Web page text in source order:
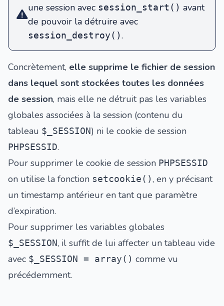
une session avec session_start() avant
de pouvoir la détruire avec
session_destroy().
Concrètement, elle supprime le fichier de session
dans lequel sont stockées toutes les données
de session, mais elle ne détruit pas les variables
globales associées à la session (contenu du
tableau $_SESSION) ni le cookie de session
PHPSESSID.
Pour supprimer le cookie de session PHPSESSID
on utilise la fonction setcookie(), en y précisant
un timestamp antérieur en tant que paramètre
d’expiration.
Pour supprimer les variables globales
$_SESSION, il suffit de lui affecter un tableau vide
avec $_SESSION = array() comme vu
précédemment.